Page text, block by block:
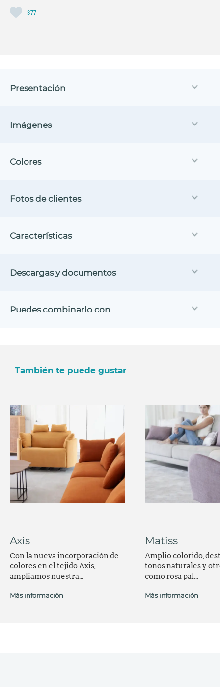
377
Presentación
Imágenes
Colores
Fotos de clientes
Características
Descargas y documentos
Puedes combinarlo con
También te puede gustar
Axis
Con la nueva incorporación de
colores en el tejido Axis,
ampliamos nuestra...
Más información
Matiss
Amplio colorido,
tonos naturales y
como rosa pal...
Más información